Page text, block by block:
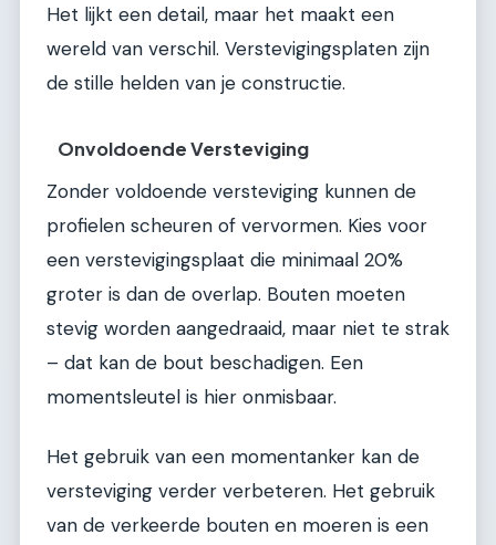
Het lijkt een detail, maar het maakt een
wereld van verschil. Verstevigingsplaten zijn
de stille helden van je constructie.
Onvoldoende Versteviging
Zonder voldoende versteviging kunnen de
profielen scheuren of vervormen. Kies voor
een verstevigingsplaat die minimaal 20%
groter is dan de overlap. Bouten moeten
stevig worden aangedraaid, maar niet te strak
– dat kan de bout beschadigen. Een
momentsleutel is hier onmisbaar.
Het gebruik van een momentanker kan de
versteviging verder verbeteren. Het gebruik
van de verkeerde bouten en moeren is een